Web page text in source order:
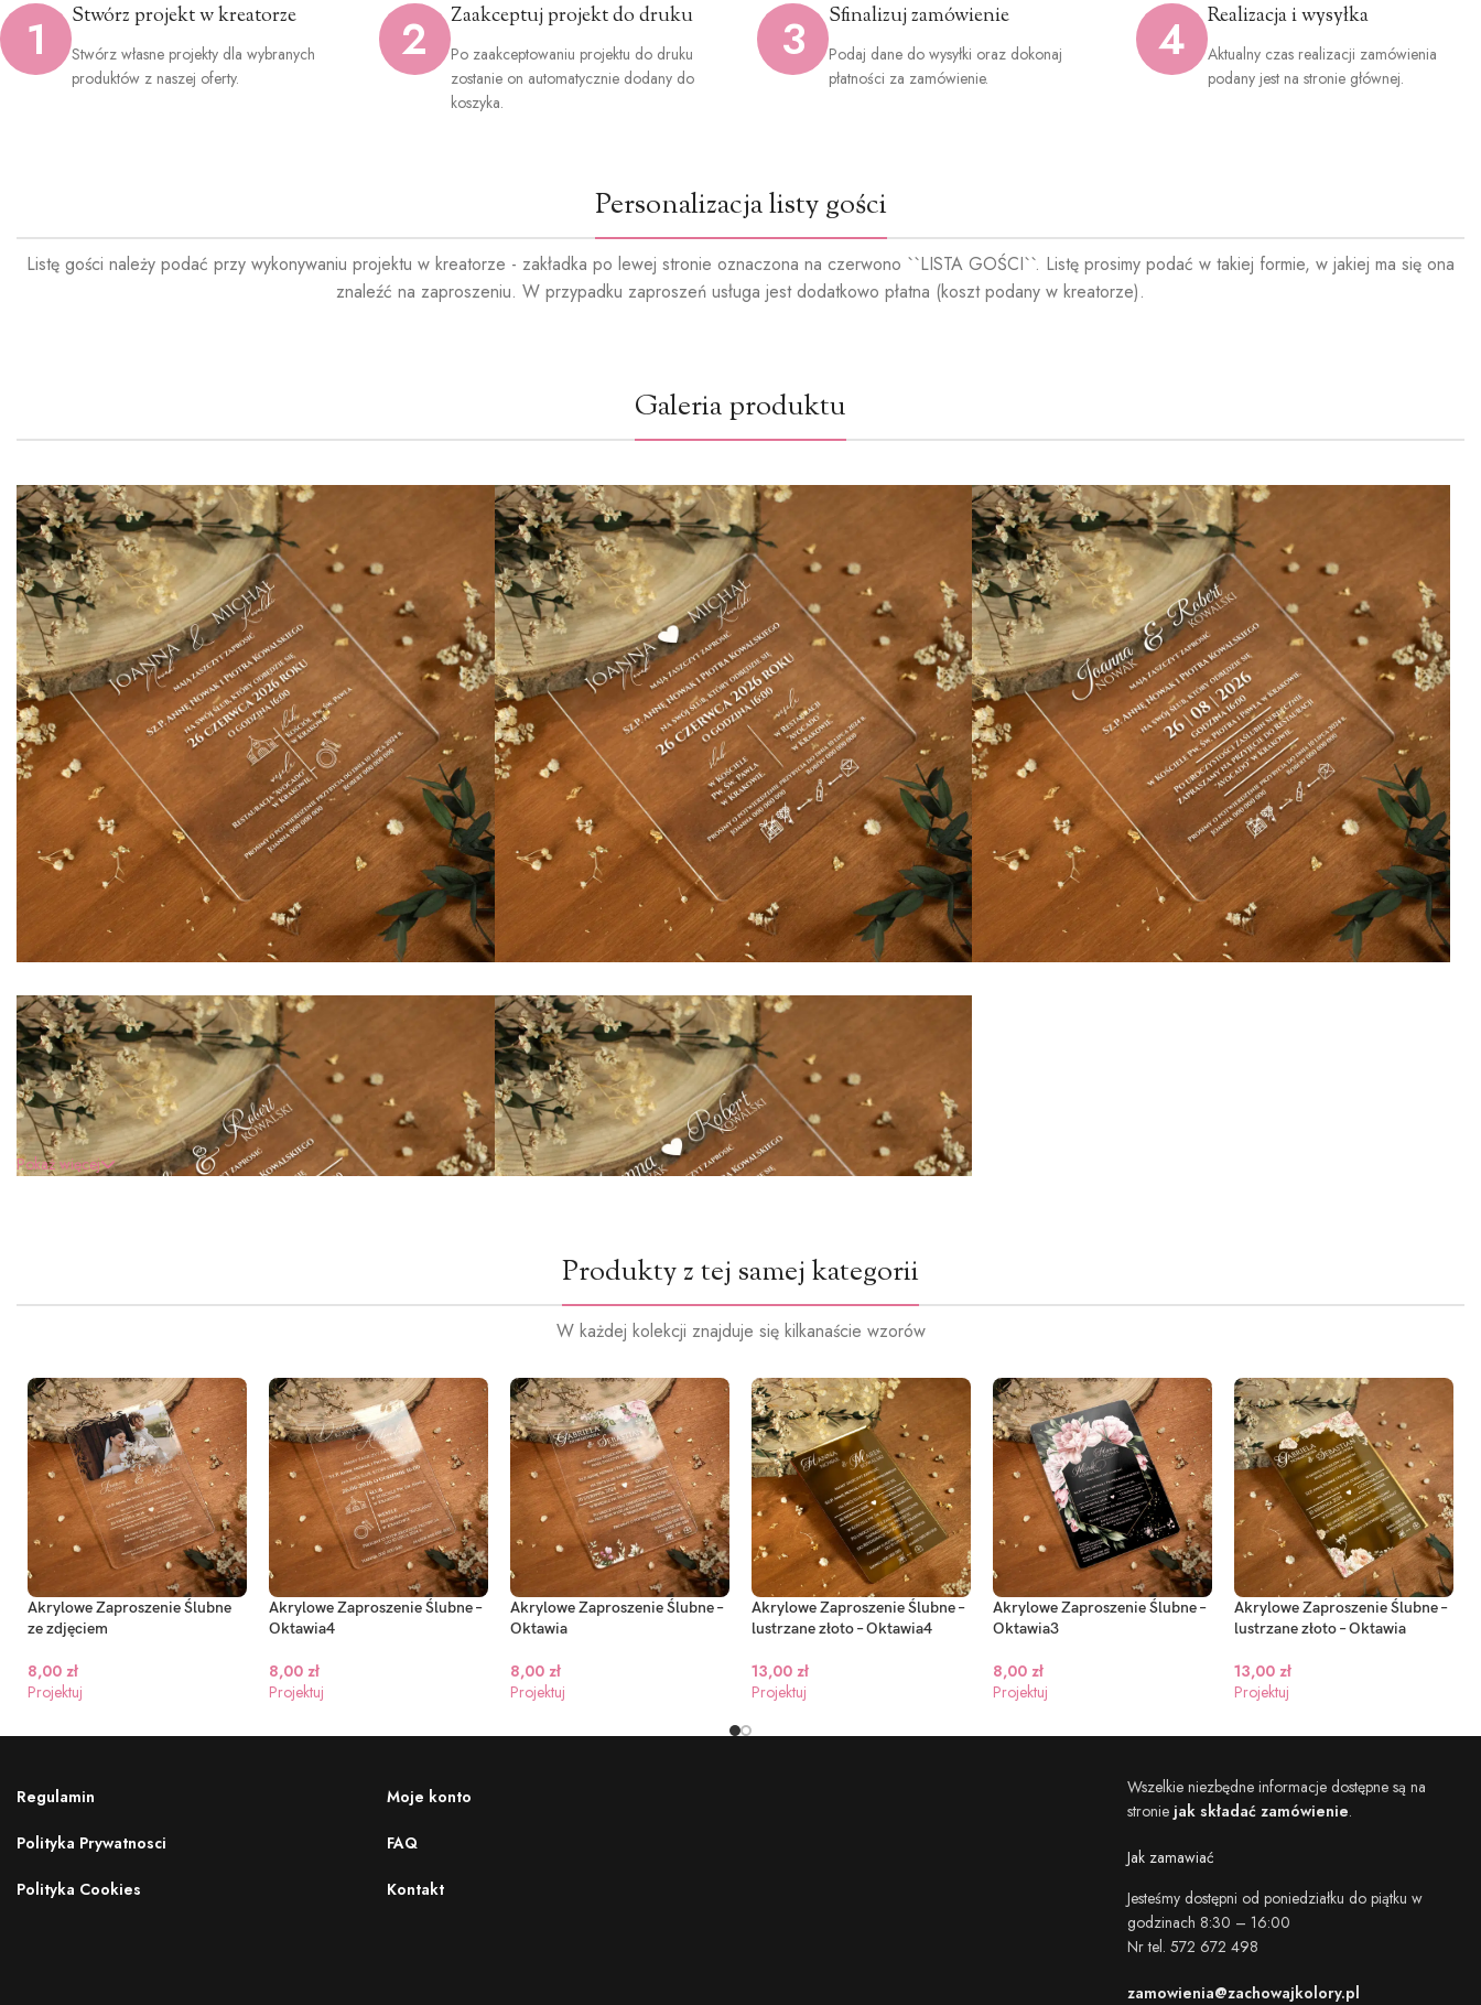
1 Stwórz projekt w kreatorze
Stwórz własne projekty dla wybranych
produktów z naszej oferty.
2 Zaakceptuj projekt do druku
Po zaakceptowaniu projektu do druku
zostanie on automatycznie dodany do
koszyka.
3 Sfinalizuj zamówienie
Podaj dane do wysyłki oraz dokonaj
płatności za zamówienie.
4 Realizacja i wysyłka
Aktualny czas realizacji zamówienia
podany jest na stronie głównej.
Personalizacja listy gości
Listę gości należy podać przy wykonywaniu projektu w kreatorze - zakładka po lewej stronie oznaczona na czerwono ``LISTA GOŚCI``. Listę prosimy podać w takiej formie, w jakiej ma się ona
znaleźć na zaproszeniu. W przypadku zaproszeń usługa jest dodatkowo płatna (koszt podany w kreatorze).
Galeria produktu
Pokaż więcej
Produkty z tej samej kategorii
W każdej kolekcji znajduje się kilkanaście wzorów
Akrylowe Zaproszenie Ślubne
ze zdjęciem
8,00 zł
Projektuj
Akrylowe Zaproszenie Ślubne –
Oktawia4
8,00 zł
Projektuj
Akrylowe Zaproszenie Ślubne –
Oktawia
8,00 zł
Projektuj
Akrylowe Zaproszenie Ślubne –
lustrzane złoto – Oktawia4
13,00 zł
Projektuj
Akrylowe Zaproszenie Ślubne –
Oktawia3
8,00 zł
Projektuj
Akrylowe Zaproszenie Ślubne –
lustrzane złoto – Oktawia
13,00 zł
Projektuj
Regulamin
Polityka Prywatnosci
Polityka Cookies
Moje konto
FAQ
Kontakt
Wszelkie niezbędne informacje dostępne są na
stronie jak składać zamówienie.
Jak zamawiać
Jesteśmy dostępni od poniedziałku do piątku w
godzinach 8:30 – 16:00
Nr tel. 572 672 498
zamowienia@zachowajkolory.pl